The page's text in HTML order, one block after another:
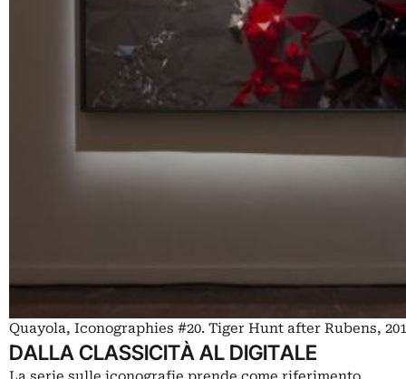
Quayola, Iconographies #20. Tiger Hunt after Rubens,
DALLA CLASSICITÀ AL DIGITALE